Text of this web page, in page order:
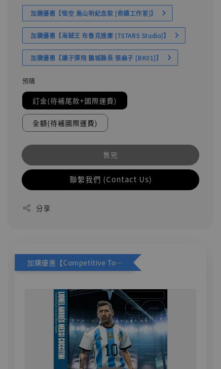
加購優惠【悟空 鳥山明紀念款 [奇蹟工作室]】
加購優惠【海賊王 布魯克達摩 [7STARS Studio]】
加購優惠【讓子彈飛 鵝城縣長 張麻子 [BK01]】
預購
訂金(待補尾款+國際運費)
全額(待補國際運費)
售完
聯繫我們 (Contact Us)
分享
加購優惠【Competitive Toys 梅西 [CM001]】